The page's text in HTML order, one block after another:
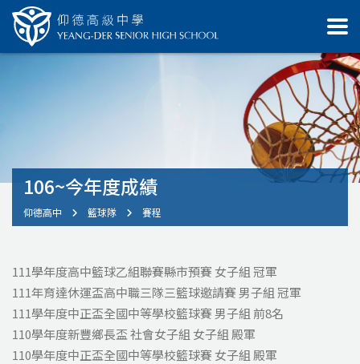
106~今年度成績
仰德高中 籃球隊 賽程
111學年度高中籃球乙組聯賽縣市預賽 女子組冠軍
111年育達休運盃高中職三隊三籃球邀請賽男子組冠軍
111學年度中正盃全國中等學校籃球賽男子組前8名
110學年度新豐鄉長盃 社會女子組 女子組 殿軍
110學年度中正盃全國中等學校籃球賽 女子組 殿軍